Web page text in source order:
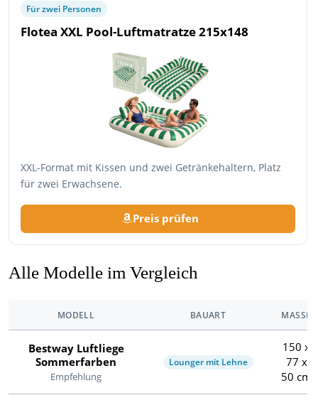
Für zwei Personen
Flotea XXL Pool-Luftmatratze 215x148
XXL-Format mit Kissen und zwei Getränkehaltern, Platz
für zwei Erwachsene.
Preis prüfen
Alle Modelle im Vergleich
MODELL BAUART MASSE
Bestway Luftliege
Sommerfarben
Empfehlung
Lounger mit Lehne
150 x
77 x
50 cm